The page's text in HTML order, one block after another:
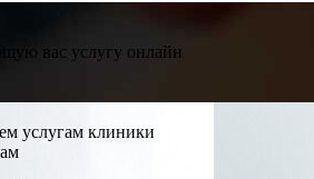
вас услугу онлайн
услугам клиники